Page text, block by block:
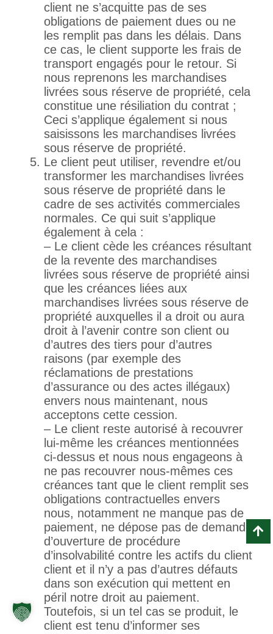
client ne s’acquitte pas de ses
obligations de paiement dues ou ne
les remplit pas dans les délais. Dans
ce cas, le client supporte les frais de
transport engagés pour le retour. Si
nous reprenons les marchandises
livrées sous réserve de propriété, cela
constitue une résiliation du contrat ;
Ceci s’applique également si nous
saisissons les marchandises livrées
sous réserve de propriété.
Le client peut utiliser, revendre et/ou
transformer les marchandises livrées
sous réserve de propriété dans le
cadre de ses activités commerciales
normales. Ce qui suit s’applique
également à cela :
– Le client cède les créances résultant
de la revente des marchandises
livrées sous réserve de propriété ainsi
que les créances liées aux
marchandises livrées sous réserve de
propriété auxquelles il a droit ou aura
droit à l’avenir contre son client ou
d’autres des tiers pour d’autres
raisons (par exemple des
réclamations de prestations
d’assurance ou des actes illégaux)
envers nous maintenant, nous
acceptons cette cession.
– Le client reste autorisé à recouvrer
lui-même les créances mentionnées
ci-dessus et nous nous engageons à
ne pas recouvrer nous-mêmes ces
créances tant que le client remplit ses
obligations contractuelles envers
nous, notamment ne manque pas de
paiement, ne dépose pas de demande
d’ouverture de procédure
d’insolvabilité contre les actifs du client
client et il n’y a pas d’autres défauts
dans son exécution qui mettent en
péril notre droit au paiement.
Toutefois, si un tel cas se produit, le
client est tenu d’informer ses